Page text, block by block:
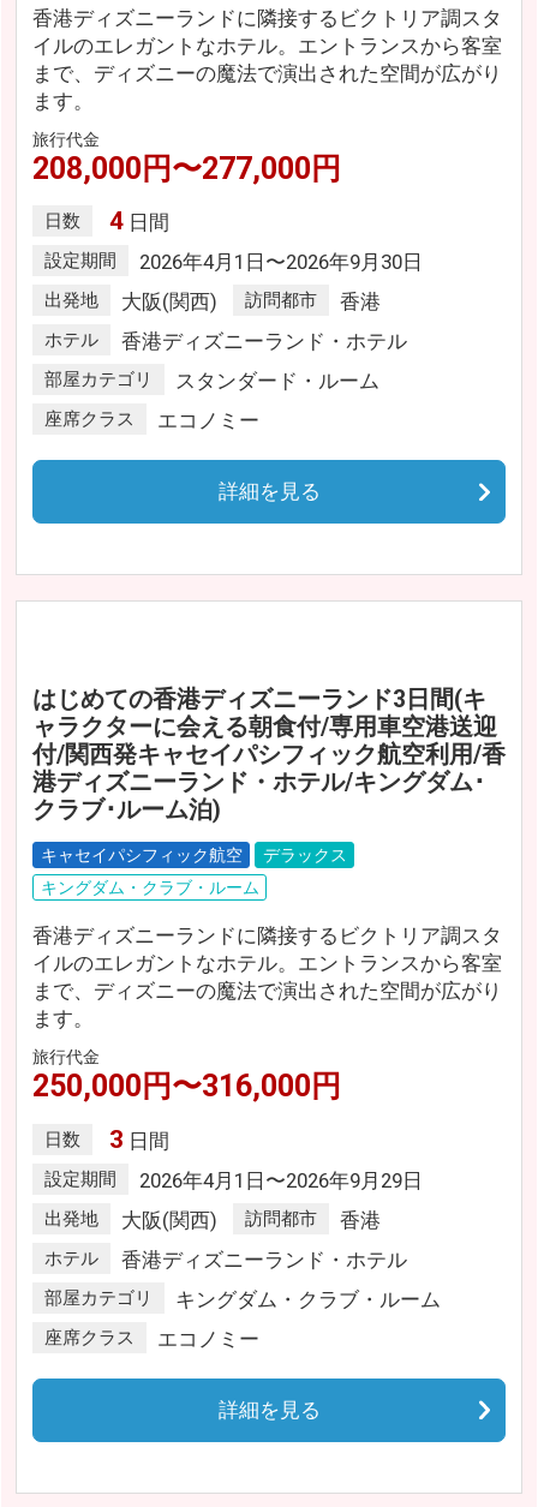
香港ディズニーランドに隣接するビクトリア調スタ
イルのエレガントなホテル。エントランスから客室
まで、ディズニーの魔法で演出された空間が広がり
ます。
旅行代金
208,000円〜277,000円
日数 4 日間
設定期間 2026年4月1日〜2026年9月30日
出発地 大阪(関西) 訪問都市 香港
ホテル 香港ディズニーランド・ホテル
部屋カテゴリ スタンダード・ルーム
座席クラス エコノミー
詳細を見る
はじめての香港ディズニーランド3日間(キ
ャラクターに会える朝食付/専用車空港送迎
付/関西発キャセイパシフィック航空利用/香
港ディズニーランド・ホテル/キングダム･
クラブ･ルーム泊)
キャセイパシフィック航空
デラックス
キングダム・クラブ・ルーム
香港ディズニーランドに隣接するビクトリア調スタ
イルのエレガントなホテル。エントランスから客室
まで、ディズニーの魔法で演出された空間が広がり
ます。
旅行代金
250,000円〜316,000円
日数 3 日間
設定期間 2026年4月1日〜2026年9月29日
出発地 大阪(関西) 訪問都市 香港
ホテル 香港ディズニーランド・ホテル
部屋カテゴリ キングダム・クラブ・ルーム
座席クラス エコノミー
詳細を見る